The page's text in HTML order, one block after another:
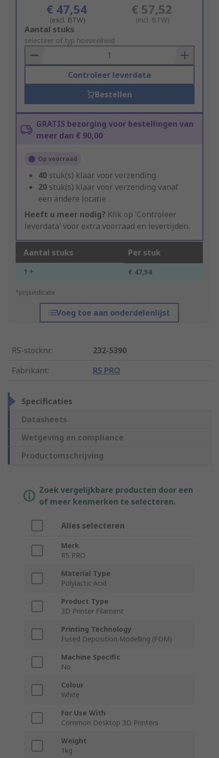
€ 47,54
(excl. BTW)
€ 57,52
(incl. BTW)
Add
to
Basket
Aantal stuks
selecteer of typ hoeveelheid
Controleer leverdata
Bestellen
GRATIS bezorging voor bestellingen van
meer dan € 90,00
Op voorraad
40 stuk(s) klaar voor verzending
20 stuk(s) klaar voor verzending vanaf
een andere locatie
Heeft u meer nodig? Klik op 'Controleer
leverdata' voor extra voorraad en levertijden.
Aantal stuks Per stuk
1 + € 47,54
*prijsindicatie
Voeg toe aan onderdelenlijst
RS-stocknr.:
232-5390
Fabrikant: RS PRO
Specificaties
Datasheets
Wetgeving en compliance
Productomschrijving
Zoek vergelijkbare producten door een
of meer kenmerken te selecteren.
Alles selecteren
Merk
RS PRO
Material Type
Polylactic Acid
Product Type
3D Printer Filament
Printing Technology
Fused Deposition Modelling (FDM)
Machine Specific
No
Colour
White
For Use With
Common Desktop 3D Printers
Weight
1kg